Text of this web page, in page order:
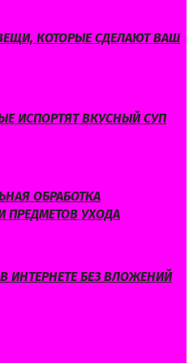
КОТОРЫЕ СДЕЛАЮТ ВАШ
ИСПОРТЯТ ВКУСНЫЙ СУП
ОБРАБОТКА
ПРЕДМЕТОВ УХОДА
В ИНТЕРНЕТЕ БЕЗ ВЛОЖЕНИЙ